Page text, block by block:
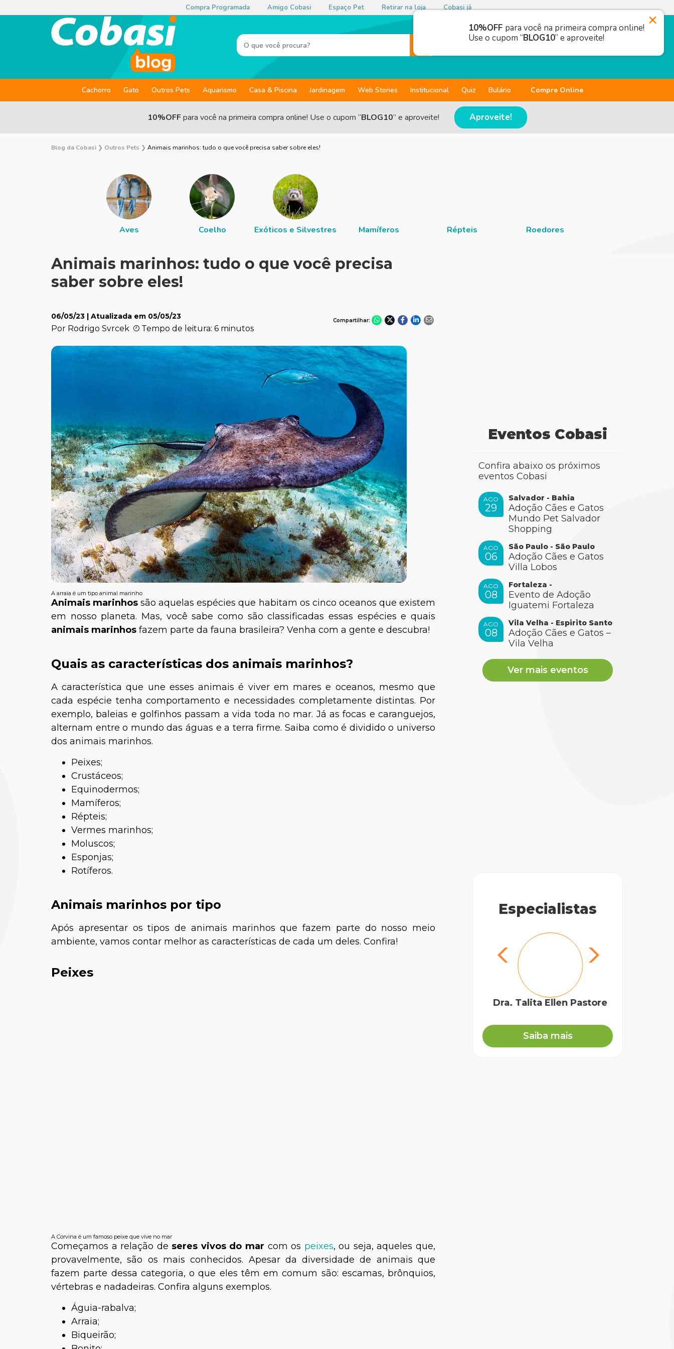
Compra Programada Amigo Cobasi Espaço Pet Retirar na loja Cobasi já
Cachorro Gato Outros Pets Aquarismo Casa & Piscina Jardinagem Web Stories Institucional Quiz Bulário Compre Online
10%OFFpara você na primeira compra online! Use o cupom “BLOG10” e aproveite! Aproveite!
Blog da Cobasi ❯ Outros Pets ❯ Animais marinhos: tudo o que você precisa saber sobre eles!
Aves Coelho Exóticos e Silvestres Mamíferos Répteis Roedores
Animais marinhos: tudo o que você precisa
saber sobre eles!
06/05/23 | Atualizada em 05/05/23
Por Rodrigo Svrcek Tempo de leitura: 6 minutos
Compartilhar:
A arraia é um tipo animal marinho
Animais marinhos são aquelas espécies que habitam os cinco oceanos que existem
em nosso planeta. Mas, você sabe como são classificadas essas espécies e quais
animais marinhos fazem parte da fauna brasileira? Venha com a gente e descubra!
Quais as características dos animais marinhos?
A característica que une esses animais é viver em mares e oceanos, mesmo que
cada espécie tenha comportamento e necessidades completamente distintas. Por
exemplo, baleias e golfinhos passam a vida toda no mar. Já as focas e caranguejos,
alternam entre o mundo das águas e a terra firme. Saiba como é dividido o universo
dos animais marinhos.
Peixes;
Crustáceos;
Equinodermos;
Mamíferos;
Répteis;
Vermes marinhos;
Moluscos;
Esponjas;
Rotíferos.
Animais marinhos por tipo
Após apresentar os tipos de animais marinhos que fazem parte do nosso meio
ambiente, vamos contar melhor as características de cada um deles. Confira!
Peixes
A Corvina é um famoso peixe que vive no mar
Começamos a relação de seres vivos do mar com os peixes, ou seja, aqueles que,
provavelmente, são os mais conhecidos. Apesar da diversidade de animais que
fazem parte dessa categoria, o que eles têm em comum são: escamas, brônquios,
vértebras e nadadeiras. Confira alguns exemplos.
Águia-rabalva;
Arraia;
Biqueirão;
Eventos Cobasi
Confira abaixo os próximos
eventos Cobasi
AGO
29
Salvador - Bahia
Adoção Cães e Gatos
Mundo Pet Salvador
Shopping
AGO
06
São Paulo - São Paulo
Adoção Cães e Gatos
Villa Lobos
AGO
08
Fortaleza -
Evento de Adoção
Iguatemi Fortaleza
AGO
08
Vila Velha - Espirito Santo
Adoção Cães e Gatos –
Vila Velha
Ver mais eventos
Especialistas
Dra. Talita Ellen Pastore
Saiba mais
10%OFF para você na primeira compra online!
Use o cupom “BLOG10” e aproveite!